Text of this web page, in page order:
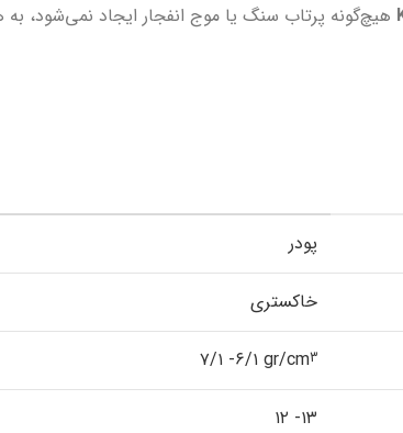
هیچ‌گونه پرتاب سنگ یا موج انفجار ایجاد نمی‌شود، به
پودر
خاکستری
gr/cm3 ۶/۱- ۷/۱
۱۳- ۱۲